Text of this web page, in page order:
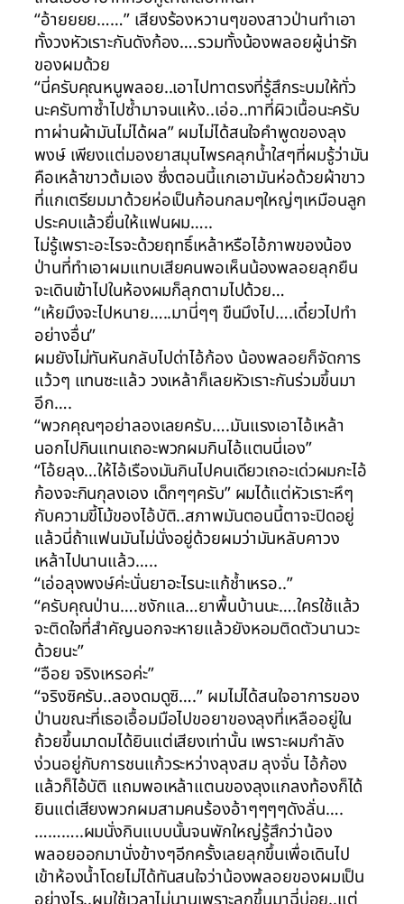
“อ้ายยยย……” เสียงร้องหวานๆของสาวป่านทำเอา
ทั้งวงหัวเราะกันดังก้อง….รวมทั้งน้องพลอยผู้น่ารัก
ของผมด้วย
“นี่ครับคุณหนูพลอย..เอาไปทาตรงที่รู้สึกระบมให้ทั่ว
นะครับทาซ้ำไปซ้ำมาจนแห้ง..เอ่อ..ทาที่ผิวเนื้อนะครับ
ทาผ่านผ้ามันไม่ได้ผล” ผมไม่ได้สนใจคำพูดของลุง
พงษ์ เพียงแต่มองยาสมุนไพรคลุกน้ำใสๆที่ผมรู้ว่ามัน
คือเหล้าขาวต้มเอง ซึ่งตอนนี้แกเอามันห่อด้วยผ้าขาว
ที่แกเตรียมมาด้วยห่อเป็นก้อนกลมๆใหญ่ๆเหมือนลูก
ประคบแล้วยื่นให้แฟนผม…..
ไม่รู้เพราะอะไรจะด้วยฤทธิ์เหล้าหรือไอ้ภาพของน้อง
ป่านที่ทำเอาผมแทบเสียคนพอเห็นน้องพลอยลุกยืน
จะเดินเข้าไปในห้องผมก็ลุกตามไปด้วย…
“เห้ยมึงจะไปหนาย…..มานี่ๆๆ ขืนมึงไป….เดี๋ยวไปทำ
อย่างอื่น”
ผมยังไม่ทันหันกลับไปด่าไอ้ก้อง น้องพลอยก็จัดการ
แว้วๆ แทนซะแล้ว วงเหล้าก็เลยหัวเราะกันร่วมขึ้นมา
อีก….
“พวกคุณๆอย่าลองเลยครับ….มันแรงเอาไอ้เหล้า
นอกไปกินแทนเถอะพวกผมกินไอ้แตนนี่เอง”
“โอ้ยลุง…ให้ไอ้เรืองมันกินไปคนเดียวเถอะเด่วผมกะไอ้
ก้องจะกินกุลงเอง เด็กๆๆครับ” ผมได้แต่หัวเราะหึๆ
กับความขี้โม้ของไอ้บัติ..สภาพมันตอนนี้ตาจะปิดอยู่
แล้วนี่ถ้าแฟนมันไม่นั่งอยู่ด้วยผมว่ามันหลับคาวง
เหล้าไปนานแล้ว…..
“เอ่อลุงพงษ์ค่ะนั่นยาอะไรนะแก้ช้ำเหรอ..”
“ครับคุณป่าน….ชงักแล…ยาพื้นบ้านนะ….ใครใช้แล้ว
จะติดใจที่สำคัญนอกจะหายแล้วยังหอมติดตัวนานวะ
ด้วยนะ”
“อือย จริงเหรอค่ะ”
“จริงซิครับ..ลองดมดูซิ….” ผมไม่ได้สนใจอาการของ
ป่านขณะที่เธอเอื้อมมือไปขอยาของลุงที่เหลืออยู่ใน
ถ้วยขึ้นมาดมได้ยินแต่เสียงเท่านั้น เพราะผมกำลัง
ง่วนอยู่กับการชนแก้วระหว่างลุงสม ลุงจั่น ไอ้ก้อง
แล้วก็ไอ้บัติ แถมพอเหล้าแตนของลุงแกลงท้องก็ได้
ยินแต่เสียงพวกผมสามคนร้องอ้าๆๆๆๆดังลั่น….
………..ผมนั่งกินแบบนั้นจนพักใหญ่รู้สึกว่าน้อง
พลอยออกมานั่งข้างๆอีกครั้งเลยลุกขึ้นเพื่อเดินไป
เข้าห้องน้ำโดยไม่ได้ทันสนใจว่าน้องพลอยของผมเป็น